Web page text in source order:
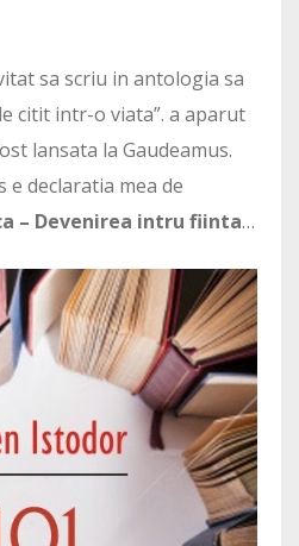
sa scriu in antologia sa
citit intr-o viata”. a aparut
lansata la Gaudeamus.
declaratia mea de
– Devenirea intru fiinta…